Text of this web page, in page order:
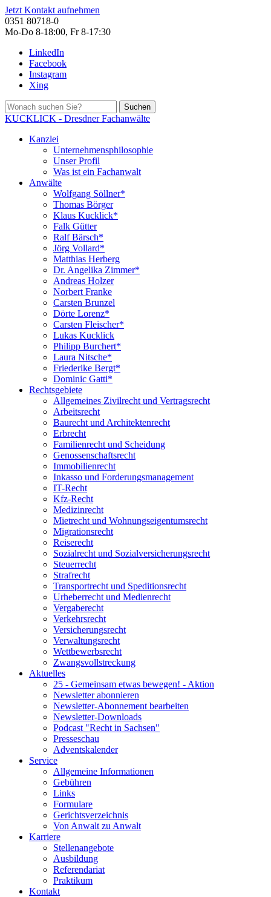
Jetzt Kontakt aufnehmen
0351 80718-0
Mo-Do 8-18:00, Fr 8-17:30
LinkedIn
Facebook
Instagram
Xing
Suchen
KUCKLICK - Dresdner Fachanwälte
Kanzlei
Unternehmensphilosophie
Unser Profil
Was ist ein Fachanwalt
Anwälte
Wolfgang Söllner*
Thomas Börger
Klaus Kucklick*
Falk Gütter
Ralf Bärsch*
Jörg Vollard*
Matthias Herberg
Dr. Angelika Zimmer*
Andreas Holzer
Norbert Franke
Carsten Brunzel
Dörte Lorenz*
Carsten Fleischer*
Lukas Kucklick
Philipp Burchert*
Laura Nitsche*
Friederike Bergt*
Dominic Gatti*
Rechtsgebiete
Allgemeines Zivilrecht und Vertragsrecht
Arbeitsrecht
Baurecht und Architektenrecht
Erbrecht
Familienrecht und Scheidung
Genossenschaftsrecht
Immobilienrecht
Inkasso und Forderungsmanagement
IT-Recht
Kfz-Recht
Medizinrecht
Mietrecht und Wohnungseigentumsrecht
Migrationsrecht
Reiserecht
Sozialrecht und Sozialversicherungsrecht
Steuerrecht
Strafrecht
Transportrecht und Speditionsrecht
Urheberrecht und Medienrecht
Vergaberecht
Verkehrsrecht
Versicherungsrecht
Verwaltungsrecht
Wettbewerbsrecht
Zwangsvollstreckung
Aktuelles
25 - Gemeinsam etwas bewegen! - Aktion
Newsletter abonnieren
Newsletter-Abonnement bearbeiten
Newsletter-Downloads
Podcast "Recht in Sachsen"
Presseschau
Adventskalender
Service
Allgemeine Informationen
Gebühren
Links
Formulare
Gerichtsverzeichnis
Von Anwalt zu Anwalt
Karriere
Stellenangebote
Ausbildung
Referendariat
Praktikum
Kontakt